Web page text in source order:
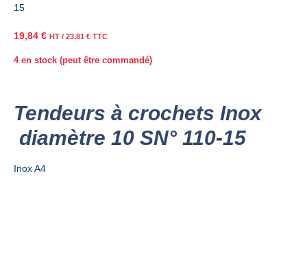
15
19,84 € HT / 23,81 € TTC
4 en stock (peut être commandé)
Tendeurs à crochets Inox
diamètre 10 SN° 110-15
Inox A4